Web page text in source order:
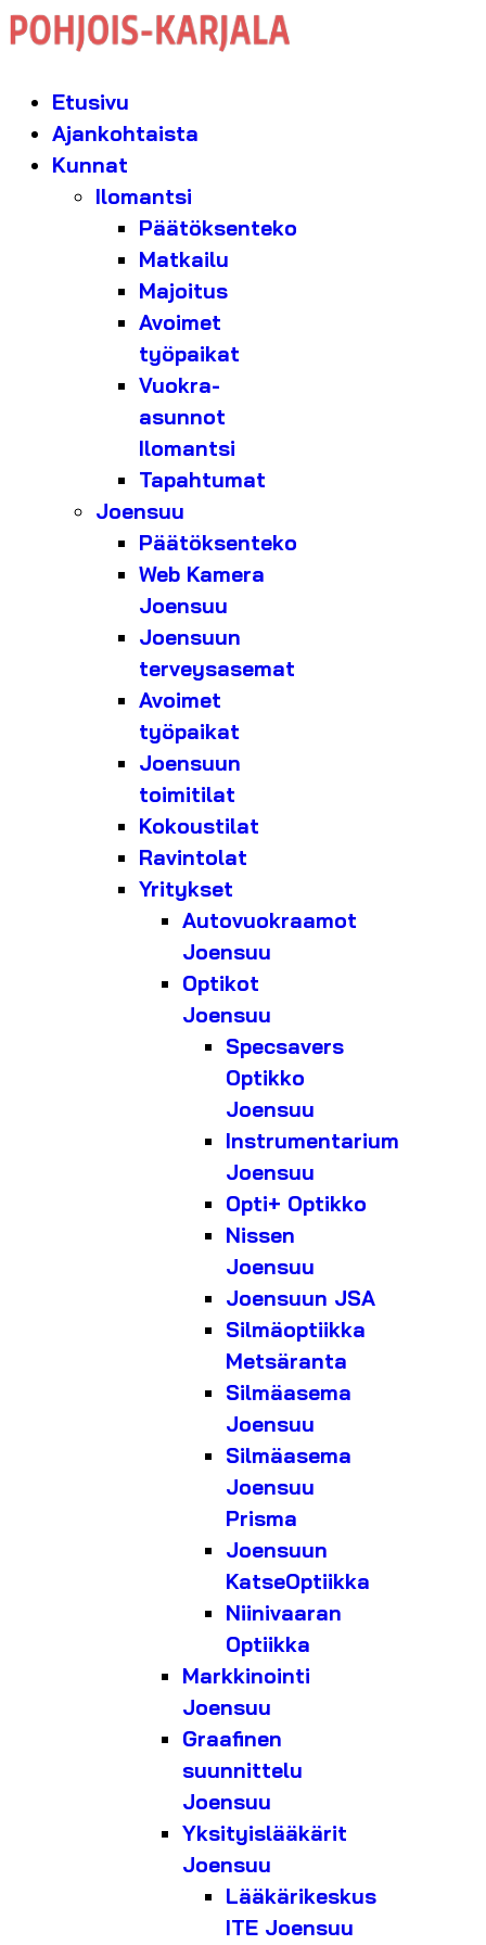
Etusivu
Ajankohtaista
Kunnat
Ilomantsi
Päätöksenteko
Matkailu
Majoitus
Avoimet
työpaikat
Vuokra-
asunnot
Ilomantsi
Tapahtumat
Joensuu
Päätöksenteko
Web Kamera
Joensuu
Joensuun
terveysasemat
Avoimet
työpaikat
Joensuun
toimitilat
Kokoustilat
Ravintolat
Yritykset
Autovuokraamot
Joensuu
Optikot
Joensuu
Specsavers
Optikko
Joensuu
Instrumentarium
Joensuu
Opti+ Optikko
Nissen
Joensuu
Joensuun JSA
Silmäoptiikka
Metsäranta
Silmäasema
Joensuu
Silmäasema
Joensuu
Prisma
Joensuun
KatseOptiikka
Niinivaaran
Optiikka
Markkinointi
Joensuu
Graafinen
suunnittelu
Joensuu
Yksityislääkärit
Joensuu
Lääkärikeskus
ITE Joensuu